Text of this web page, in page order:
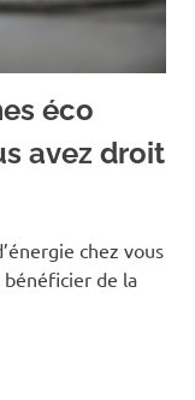
éco
avez droit
chez vous
bénéficier de la